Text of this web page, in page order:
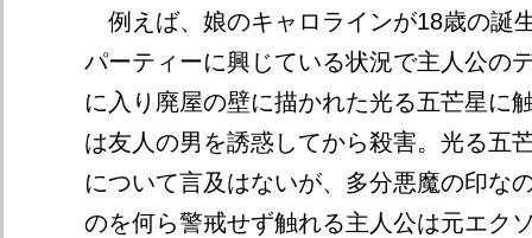
例えば、娘のキャロラインが18歳の誕
パーティーに興じている状況で主人公の
に入り廃屋の壁に描かれた光る五芒星に
は友人の男を誘惑してから殺害。光る五
について言及はないが、多分悪魔の印な
のを何ら警戒せず触れる主人公は元エク